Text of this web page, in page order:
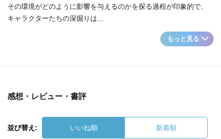
その環境がどのように影響を与えるのかを探る過程が印象的で、
キャラクターたちの深掘りは...
もっと見る
感想・レビュー・書評
並び替え: いいね順 新着順